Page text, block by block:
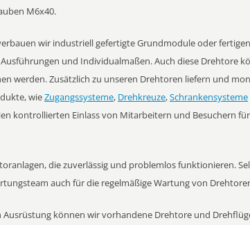
M6x40.
wir industriell gefertigte Grundmodule oder
und Individualmaßen. Auch diese Drehtore
werden. Zusätzlich zu unseren Drehtoren liefern und
wieZugangssysteme, Drehkreuze,Schrankensysteme
kontrollierten Einlass von Mitarbeitern und Besuchern
die zuverlässig und problemlos funktionieren.
auch für die regelmäßige Wartung von
können wir vorhandene Drehtore und